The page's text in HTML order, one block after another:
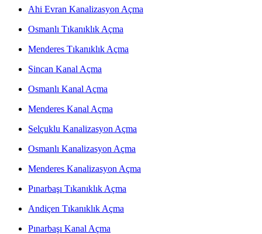
Ahi Evran Kanalizasyon Açma
Osmanlı Tıkanıklık Açma
Menderes Tıkanıklık Açma
Sincan Kanal Açma
Osmanlı Kanal Açma
Menderes Kanal Açma
Selçuklu Kanalizasyon Açma
Osmanlı Kanalizasyon Açma
Menderes Kanalizasyon Açma
Pınarbaşı Tıkanıklık Açma
Andiçen Tıkanıklık Açma
Pınarbaşı Kanal Açma